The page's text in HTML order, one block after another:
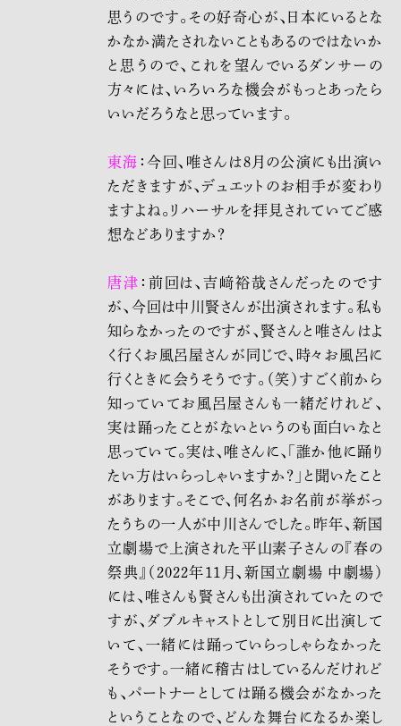
思うのです。その好奇心が、日本にいるとな
かなか満たされないこともあるのではないか
と思うので、これを望んでいるダンサーの
方々には、いろいろな機会がもっとあったら
いいだろうなと思っています。
東海 ：今回、唯さんは8月の公演にも出演い
ただきますが、デュエットのお相手が変わり
ますよね。リハーサルを拝見されていてご感
想などありますか？
唐津 ：前回は、吉﨑裕哉さんだったのです
が、今回は中川賢さんが出演されます。私も
知らなかったのですが、賢さんと唯さんはよ
く行くお風呂屋さんが同じで、時々お風呂に
行くときに会うそうです。（笑）すごく前から
知っていてお風呂屋さんも一緒だけれど、
実は踊ったことがないというのも面白いなと
思っていて。実は、唯さんに、「誰か他に踊り
たい方はいらっしゃいますか？」と聞いたこと
があります。そこで、何名かお名前が挙がっ
たうちの一人が中川さんでした。昨年、新国
立劇場で上演された平山素子さんの『春の
祭典』（2022年11月、新国立劇場 中劇場）
には、唯さんも賢さんも出演されていたので
すが、ダブルキャストとして別日に出演して
いて、一緒には踊っていらっしゃらなかった
そうです。一緒に稽古はしているんだけれど
も、パートナーとしては踊る機会がなかった
ということなので、どんな舞台になるか楽し